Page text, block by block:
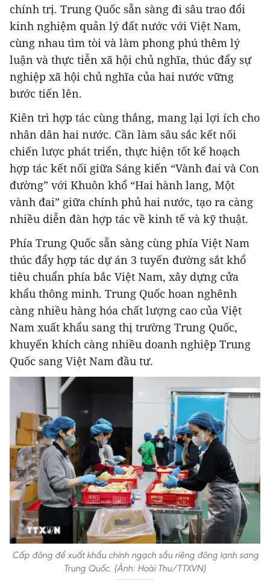
chính trị. Trung Quốc sẵn sàng đi sâu trao đổi
kinh nghiệm quản lý đất nước với Việt Nam,
cùng nhau tìm tòi và làm phong phú thêm lý
luận và thực tiễn xã hội chủ nghĩa, thúc đẩy sự
nghiệp xã hội chủ nghĩa của hai nước vững
bước tiến lên.
Kiên trì hợp tác cùng thắng, mang lại lợi ích cho
nhân dân hai nước. Cần làm sâu sắc kết nối
chiến lược phát triển, thực hiện tốt kế hoạch
hợp tác kết nối giữa Sáng kiến “Vành đai và Con
đường” với Khuôn khổ “Hai hành lang, Một
vành đai” giữa chính phủ hai nước, tạo ra càng
nhiều diễn đàn hợp tác về kinh tế và kỹ thuật.
Phía Trung Quốc sẵn sàng cùng phía Việt Nam
thúc đẩy hợp tác dự án 3 tuyến đường sắt khổ
tiêu chuẩn phía bắc Việt Nam, xây dựng cửa
khẩu thông minh. Trung Quốc hoan nghênh
càng nhiều hàng hóa chất lượng cao của Việt
Nam xuất khẩu sang thị trường Trung Quốc,
khuyến khích càng nhiều doanh nghiệp Trung
Quốc sang Việt Nam đầu tư.
Cấp đông để xuất khẩu chính ngạch sầu riêng đông lạnh sang
Trung Quốc. (Ảnh: Hoài Thu/TTXVN)